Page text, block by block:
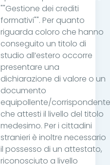
""Gestione dei crediti
formativi"". Per quanto
riguarda coloro che hanno
conseguito un titolo di
studio all’estero occorre
presentare una
dichiarazione di valore o un
documento
equipollente/corrispondente
che attesti il livello del titolo
medesimo. Per i cittadini
stranieri è inoltre necessario
il possesso di un attestato,
riconosciuto a livello